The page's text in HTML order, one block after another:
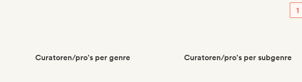
1
Curatoren/pro's per genre Curatoren/pro's per subgenre